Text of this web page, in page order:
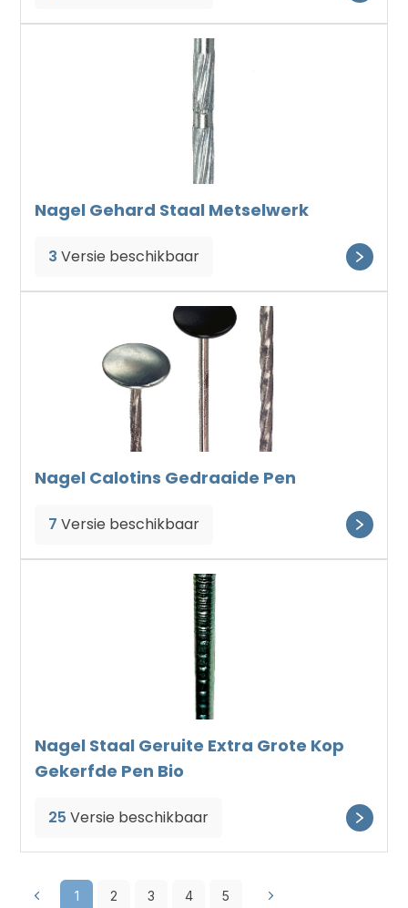
Nagel Gehard Staal Metselwerk
3 Versie beschikbaar
Nagel Calotins Gedraaide Pen
7 Versie beschikbaar
Nagel Staal Geruite Extra Grote Kop
Gekerfde Pen Bio
25 Versie beschikbaar
1 2 3 4 5